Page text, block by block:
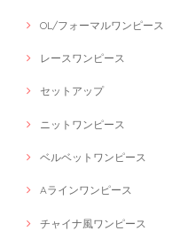
OL/フォーマルワンピース
レースワンピース
セットアップ
ニットワンピース
ベルベットワンピース
Aラインワンピース
チャイナ風ワンピース